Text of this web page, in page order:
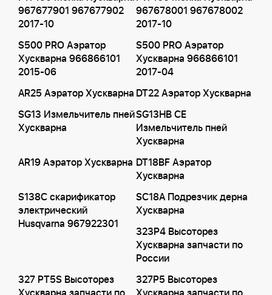
967677901 967677902
2017-10
967678001 967678002
2017-10
S500 PRO Аэратор
Хускварна 966866101
2015-06
S500 PRO Аэратор
Хускварна 966866101
2017-04
AR25 Аэратор Хускварна DT22 Аэратор Хускварна
SG13 Измельчитель пней
Хускварна
SG13HB CE
Измельчитель пней
Хускварна
AR19 Аэратор Хускварна DT18BF Аэратор
Хускварна
S138C скарификатор
электрический
Husqvarna 967922301
SC18A Подрезчик дерна
Хускварна
323P4 Высоторез
Хускварна запчасти по
России
327 PT5S Высоторез
327P5 Высоторез